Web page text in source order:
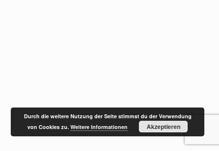
Durch die weitere Nutzung der Seite stimmst du der Verwendung
von Cookies zu.Weitere Informationen Akzeptieren